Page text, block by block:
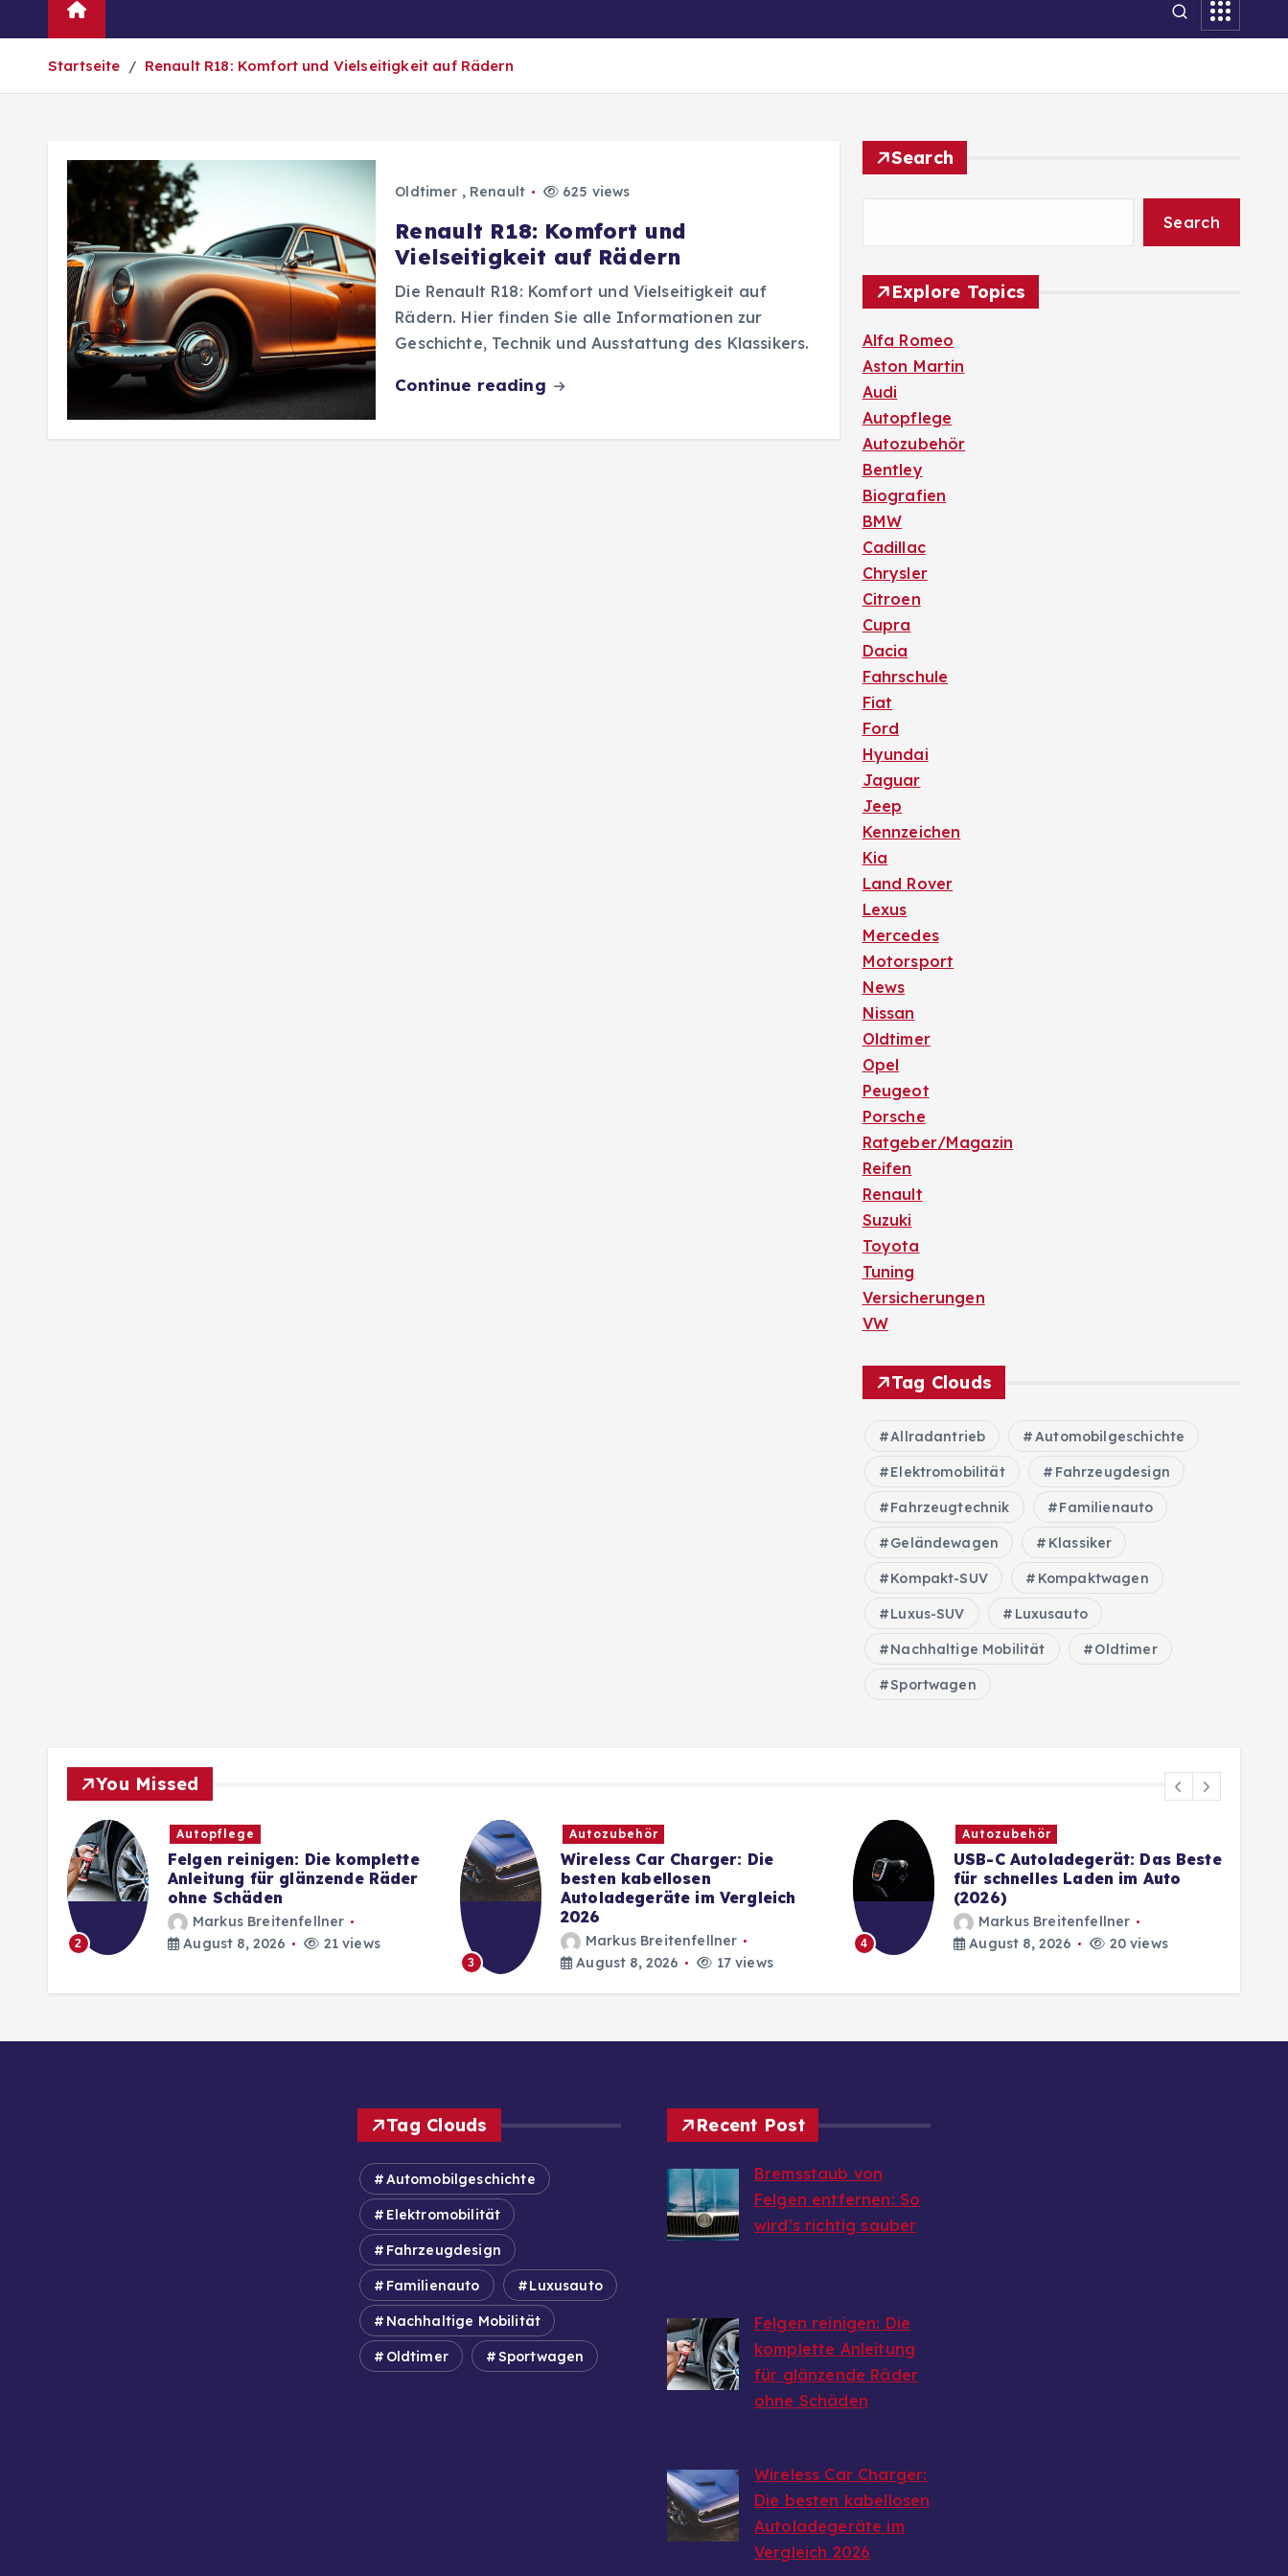
Startseite Renault R18: Komfort und Vielseitigkeit auf Rädern
Oldtimer , Renault 625 views
Renault R18: Komfort und
Vielseitigkeit auf Rädern
Die Renault R18: Komfort und Vielseitigkeit auf
Rädern. Hier finden Sie alle Informationen zur
Geschichte, Technik und Ausstattung des Klassikers.
Continue reading
Search
Search
Explore Topics
Alfa Romeo
Aston Martin
Audi
Autopflege
Autozubehör
Bentley
Biografien
BMW
Cadillac
Chrysler
Citroen
Cupra
Dacia
Fahrschule
Fiat
Ford
Hyundai
Jaguar
Jeep
Kennzeichen
Kia
Land Rover
Lexus
Mercedes
Motorsport
News
Nissan
Oldtimer
Opel
Peugeot
Porsche
Ratgeber/Magazin
Reifen
Renault
Suzuki
Toyota
Tuning
Versicherungen
VW
Tag Clouds
Allradantrieb Automobilgeschichte
Elektromobilität Fahrzeugdesign
Fahrzeugtechnik Familienauto
Geländewagen Klassiker
Kompakt-SUV Kompaktwagen
Luxus-SUV Luxusauto
Nachhaltige Mobilität Oldtimer
Sportwagen
You Missed
2
Autopflege
Felgen reinigen: Die komplette
Anleitung für glänzende Räder
ohne Schäden
Markus Breitenfellner
August 8, 2026
21 views
3
Autozubehör
Wireless Car Charger: Die
besten kabellosen
Autoladegeräte im Vergleich
2026
Markus Breitenfellner
August 8, 2026
17 views
4
Autozubehör
USB-C Autoladegerät: Das Beste
für schnelles Laden im Auto
(2026)
Markus Breitenfellner
August 8, 2026
20 views
Tag Clouds
Automobilgeschichte
Elektromobilität
Fahrzeugdesign
Familienauto Luxusauto
Nachhaltige Mobilität
Oldtimer Sportwagen
Recent Post
Bremsstaub von
Felgen entfernen: So
wird’s richtig sauber
Felgen reinigen: Die
komplette Anleitung
für glänzende Räder
ohne Schäden
Wireless Car Charger:
Die besten kabellosen
Autoladegeräte im
Vergleich 2026